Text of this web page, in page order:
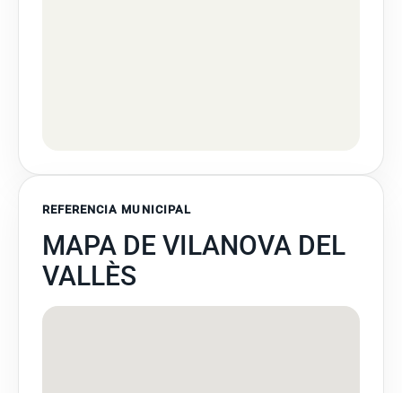
REFERENCIA MUNICIPAL
MAPA DE VILANOVA DEL
VALLÈS